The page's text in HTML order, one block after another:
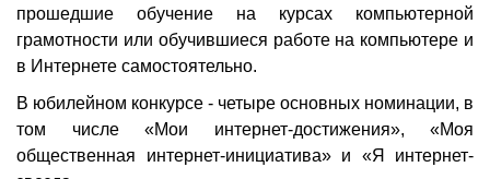
прошедшие обучение на курсах компьютерной
грамотности или обучившиеся работе на компьютере и
в Интернете самостоятельно.
В юбилейном конкурсе - четыре основных номинации, в
том числе «Мои интернет-достижения», «Моя
общественная интернет-инициатива» и «Я интернет-